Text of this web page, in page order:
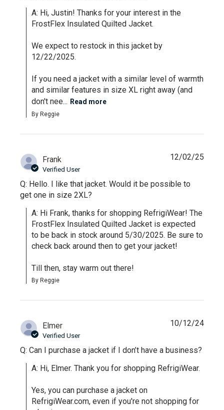
A: Hi, Justin! Thanks for your interest in the
FrostFlex Insulated Quilted Jacket.
We expect to restock in this jacket by
12/22/2025.
If you need a jacket with a similar level of warmth
and similar features in size XL right away (and
don't nee... Read more
By Reggie
Frank
Verified User
Q: Hello. I like that jacket. Would it be possible to
get one in size 2XL?
A: Hi Frank, thanks for shopping RefrigiWear! The
FrostFlex Insulated Quilted Jacket is expected
to be back in stock around 5/30/2025. Be sure to
check back around then to get your jacket!
Till then, stay warm out there!
By Reggie
12/02/25
Elmer
Verified User
Q: Can I purchase a jacket if I don’t have a business?
A: Hi, Elmer. Thank you for shopping RefrigiWear.
Yes, you can purchase a jacket on
RefrigiWear.com, even if you're not shopping for
10/12/24